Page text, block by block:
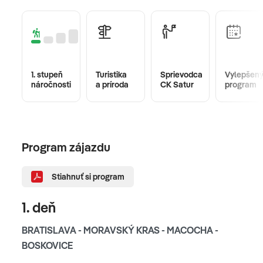
1. stupeň
náročnosti
Turistika
a príroda
Sprievodca
CK Satur
Vylepšený
program
Program zájazdu
Stiahnuť si program
1. deň
BRATISLAVA - MORAVSKÝ KRAS - MACOCHA -
BOSKOVICE